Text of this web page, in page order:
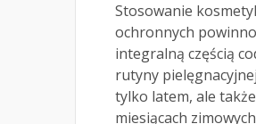
Stosowanie
ochronnych
integralną częścią
rutyny
tylko latem, ale
miesiącach